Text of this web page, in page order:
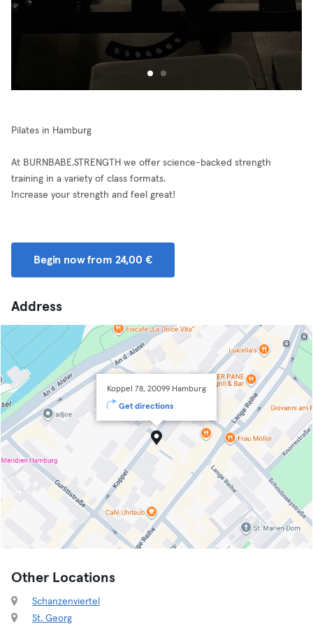
Pilates in Hamburg
At BURNBABE.STRENGTH we offer science-backed strength
training in a variety of class formats.
Increase your strength and feel great!
Begin now from 24,00 €
Address
Koppel 78, 20099 Hamburg
Get directions
Other Locations
Schanzenviertel
St. Georg